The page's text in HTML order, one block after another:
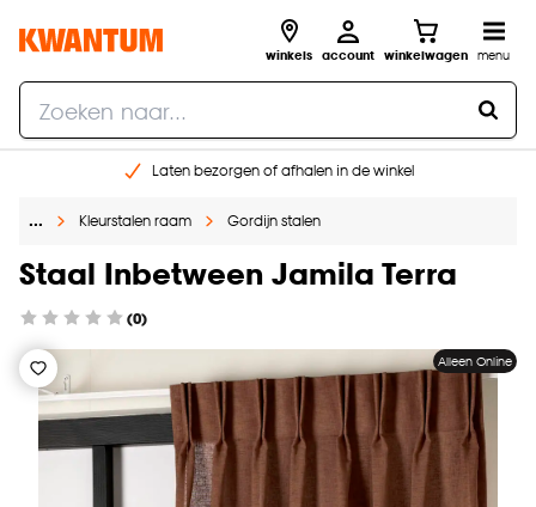
winkels account winkelwagen menu
Laten bezorgen of afhalen in de winkel
Gratis raam advies en inmeten aan huis
… Kleurstalen raam Gordijn stalen
Staal Inbetween Jamila Terra
(0)
Alleen Online